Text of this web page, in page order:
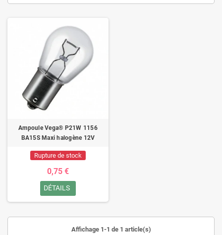
Ampoule Vega® P21W 1156
BA15S Maxi halogène 12V
Rupture de stock
0,75 €
DÉTAILS
Affichage 1-1 de 1 article(s)